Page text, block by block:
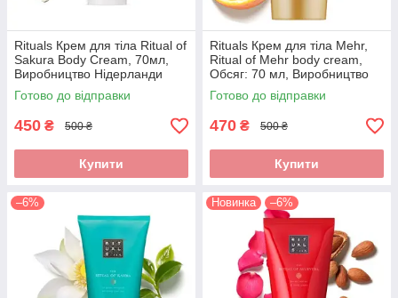
Rituals Крем для тіла Ritual of
Sakura Body Cream, 70мл,
Виробництво Нідерланди
Готово до відправки
450 ₴ 500 ₴
Купити
Rituals Крем для тіла Mehr,
Ritual of Mehr body cream,
Обсяг: 70 мл, Виробництво
Нідерланди
Готово до відправки
470 ₴ 500 ₴
Купити
–6% Новинка –6%